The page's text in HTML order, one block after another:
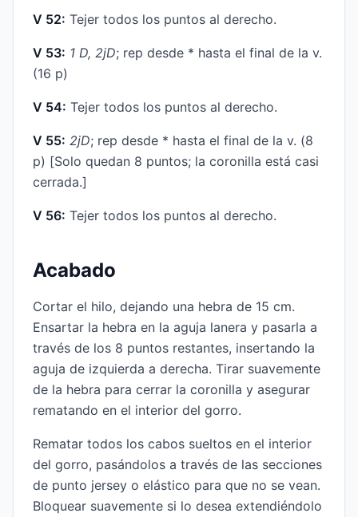
V 52: Tejer todos los puntos al derecho.
V 53: 1 D, 2jD; rep desde * hasta el final de la v.
(16 p)
V 54: Tejer todos los puntos al derecho.
V 55: 2jD; rep desde * hasta el final de la v. (8
p) [Solo quedan 8 puntos; la coronilla está casi
cerrada.]
V 56: Tejer todos los puntos al derecho.
Acabado
Cortar el hilo, dejando una hebra de 15 cm.
Ensartar la hebra en la aguja lanera y pasarla a
través de los 8 puntos restantes, insertando la
aguja de izquierda a derecha. Tirar suavemente
de la hebra para cerrar la coronilla y asegurar
rematando en el interior del gorro.
Rematar todos los cabos sueltos en el interior
del gorro, pasándolos a través de las secciones
de punto jersey o elástico para que no se vean.
Bloquear suavemente si lo desea extendiéndolo